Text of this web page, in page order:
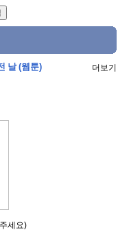
날 (웹툰) 더보기
세요)